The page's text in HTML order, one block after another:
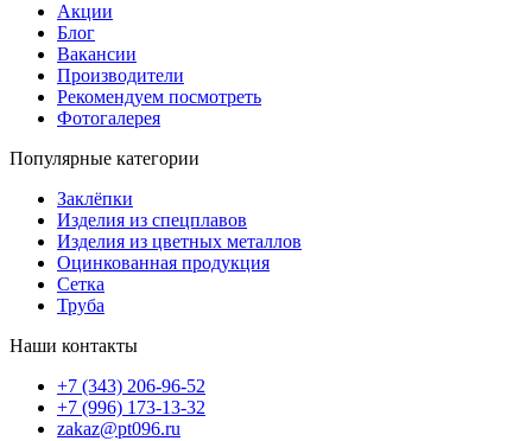
Акции
Блог
Вакансии
Производители
Рекомендуем посмотреть
Фотогалерея
Популярные категории
Заклёпки
Изделия из спецплавов
Изделия из цветных металлов
Оцинкованная продукция
Сетка
Труба
Наши контакты
+7 (343) 206-96-52
+7 (996) 173-13-32
zakaz@pt096.ru